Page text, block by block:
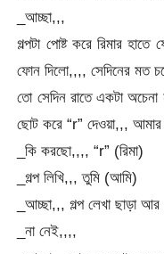
_আচ্ছা,,,
গল্পটা পোষ্ট করে রিমার
ফোন দিলো,,,, সেদিনের মত
তো সেদিন রাতে একটা
ছোট করে “r” দেওয়া,,, আমার
_কি করছো,,,, “r” (রিমা)
_গল্প লিখি,,, তুমি (আমি)
_আচ্ছা,,, গল্প লেখা ছাড়া
_না নেই,,,,